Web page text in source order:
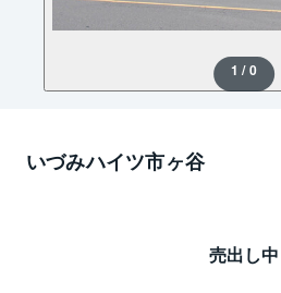
1 / 0
いづみハイツ市ヶ谷
売出し中